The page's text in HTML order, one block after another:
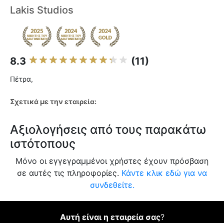
Lakis Studios
8.3 (11)
Πέτρα,
Σχετικά με την εταιρεία:
Αξιολογήσεις από τους παρακάτω
ιστότοπους
Μόνο οι εγγεγραμμένοι χρήστες έχουν πρόσβαση
σε αυτές τις πληροφορίες. Κάντε κλικ εδώ για να
συνδεθείτε.
Αυτή είναι η εταιρεία σας?